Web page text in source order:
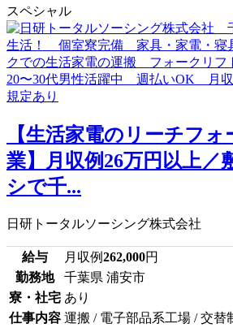
スペシャル
【生活家電のリーチフ
業】月収例26万円以上／
シで千...
日研トータルソーシング株式会社
給与 月収例262,000円
勤務地
千葉県 浦安市
寮・社宅 あり
仕事内容 運搬 / 電子部品系工場 / 交替